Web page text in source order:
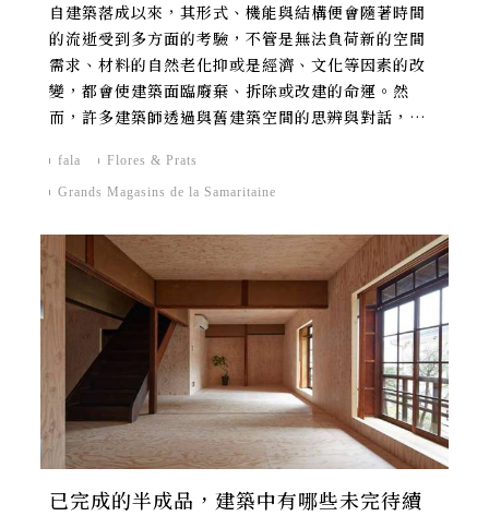
自建築落成以來，其形式、機能與結構便會隨著時間
的流逝受到多方面的考驗，不管是無法負荷新的空間
需求、材料的自然老化抑或是經濟、文化等因素的改
變，都會使建築面臨廢棄、拆除或改建的命運。然
而，許多建築師透過與舊建築空間的思辨與對話，加
新生。
fala Flores & Prats
Grands Magasins de la Samaritaine
已完成的半成品，建築中有哪些未完待續